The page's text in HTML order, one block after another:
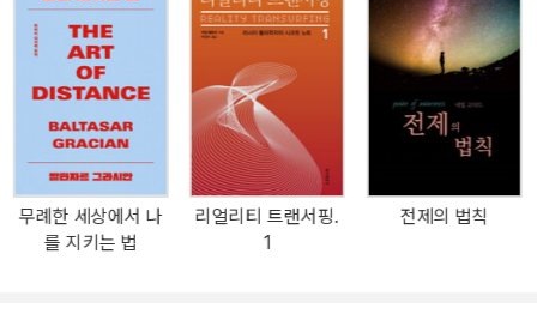
매트릭스’의 존재와 ‘현실 창조의 20가지 법칙’은, 나의 마음과 세상
이 어떻게 서로 소통하며 그러한 소통의 진정한 의미가 무엇인지를
낱낱이 보여준다. 전작 《잃어버린 기도의 비밀》에서 발견했던 내용에
서 몇 걸음 더 나아가, 기도가 이루어지는 바탕인 ‘특별한 에너지장’
즉 디바인 매트릭스의 정체와 놀라운 과학적 실험들, ‘응답받는 기
도’의 숨겨진 원리와 구체적인 법칙들, 영적인 시야를 아름답게 넓히
는 동서양 지혜의 말씀들, 그리고 저자가 전 세계를 발로 뛰며 만난 비
범한 인물들의 이야기와 생생한 사례가 더욱 깊고 다채롭게 펼쳐진
다. 14년간 전 세계 26개국 이상 주요 언어로 번역되면서, 끌어당김
무례한 세상에서 나
를 지키는 법
리얼리티 트랜서핑.
1
전제의 법칙